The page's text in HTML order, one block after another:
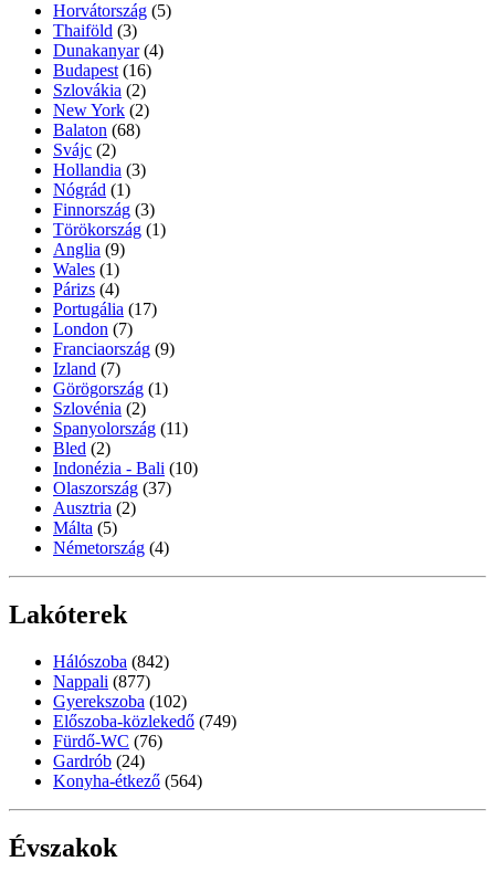
Horvátország (5)
Thaiföld (3)
Dunakanyar (4)
Budapest (16)
Szlovákia (2)
New York (2)
Balaton (68)
Svájc (2)
Hollandia (3)
Nógrád (1)
Finnország (3)
Törökország (1)
Anglia (9)
Wales (1)
Párizs (4)
Portugália (17)
London (7)
Franciaország (9)
Izland (7)
Görögország (1)
Szlovénia (2)
Spanyolország (11)
Bled (2)
Indonézia - Bali (10)
Olaszország (37)
Ausztria (2)
Málta (5)
Németország (4)
Lakóterek
Hálószoba (842)
Nappali (877)
Gyerekszoba (102)
Előszoba-közlekedő (749)
Fürdő-WC (76)
Gardrób (24)
Konyha-étkező (564)
Évszakok